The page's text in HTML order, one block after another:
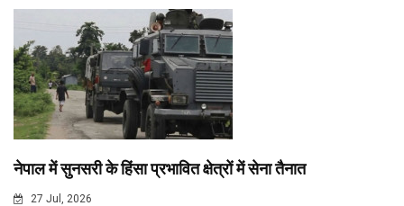
नेपाल में सुनसरी के हिंसा प्रभावित क्षेत्रों में सेना तैनात
27 Jul, 2026